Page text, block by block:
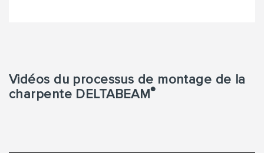
Vidéos du processus de montage de la
charpente DELTABEAM®